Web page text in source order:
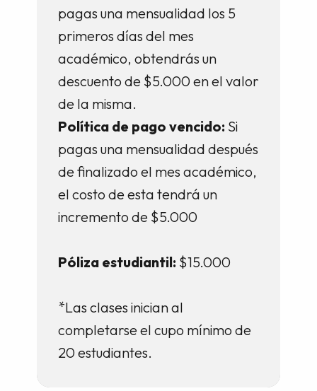
pagas una mensualidad los 5
primeros días del mes
académico, obtendrás un
descuento de $5.000 en el valor
de la misma.
Política de pago vencido: Si
pagas una mensualidad después
de finalizado el mes académico,
el costo de esta tendrá un
incremento de $5.000
Póliza estudiantil: $15.000
*Las clases inician al
completarse el cupo mínimo de
20 estudiantes.